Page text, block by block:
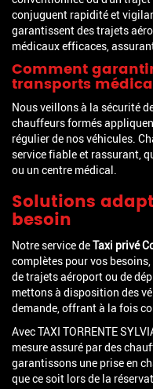
conjuguent rapidité et
garantissent des trajets
médicaux efficaces,
Comment
transports
Nous veillons à la sécurité
chauffeurs formés
régulier de nos véhicules.
service fiable et rassurant,
ou un centre médical.
Solutions
besoin
Notre service deTaxi privé
complètes pour vos
de trajets aéroport ou de
mettons à disposition des
demande, offrant à la fois
Avec TAXI TORRENTE
mesure assuré par des
garantissons une prise en
que ce soit lors de la